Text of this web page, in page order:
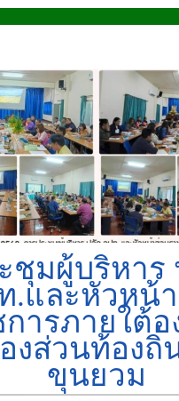
ชุมผู้บริหาร
.และหัวหน้
ารภายใต้อ
งส่วนท้องถิ่
ขุนยวม